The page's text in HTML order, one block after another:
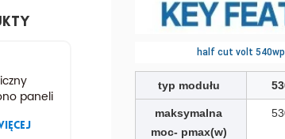
paneli
half cut volt
typ modułu
maksymalna
moc- pmax(w)